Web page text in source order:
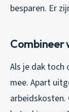
besparen. Er
Combineer
Als je dak toch
mee. Apart